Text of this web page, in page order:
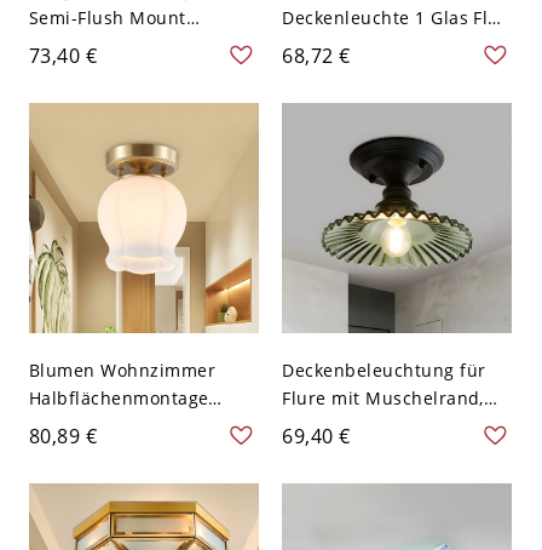
Semi-Flush Mount
Beleuchtung Klares Glas 1
Kopf Wohnzimmer
Deckenleuchte in Messing
73,40 €
Deckenleuchte 1 Glas Flur
Deckenlampe in Messing-
220v-240v - Messing 110V-
120V
68,72 €
Blumen Wohnzimmer
Halbflächenmontage
Beleuchtung
minimalistisches
Milchglas 1-Licht Messing
Halbmontage
Beleuchtung - Messing
80,89 €
Deckenbeleuchtung für
Flure mit Muschelrand,
antikes grünes Glas, 1
Kopf, schwarze Halb-
Einbau-Leuchte
69,40 €